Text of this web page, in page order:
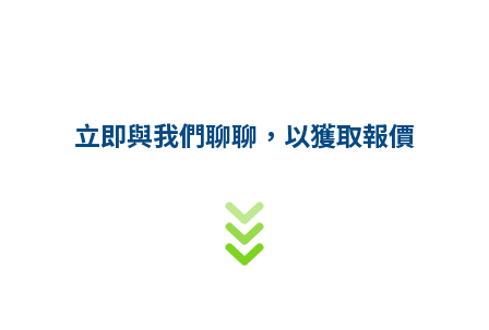
立即與我們聊聊，以獲取報價